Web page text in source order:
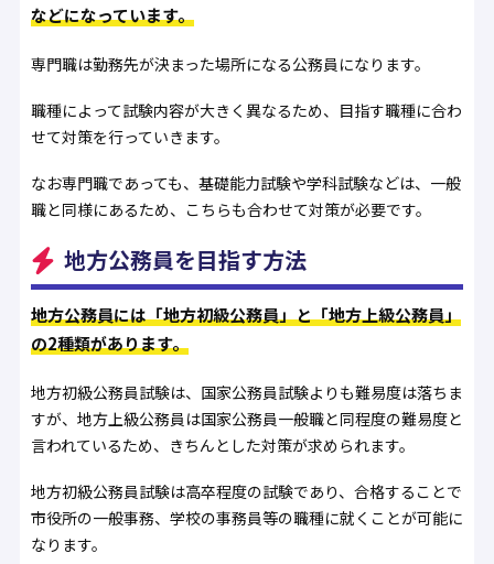
などになっています。
専門職は勤務先が決まった場所になる公務員になります。
職種によって試験内容が大きく異なるため、目指す職種に合わ
せて対策を行っていきます。
なお専門職であっても、基礎能力試験や学科試験などは、一般
職と同様にあるため、こちらも合わせて対策が必要です。
地方公務員を目指す方法
地方公務員には「地方初級公務員」と「地方上級公務員」
の2種類があります。
地方初級公務員試験は、国家公務員試験よりも難易度は落ちま
すが、地方上級公務員は国家公務員一般職と同程度の難易度と
言われているため、きちんとした対策が求められます。
地方初級公務員試験は高卒程度の試験であり、合格することで
市役所の一般事務、学校の事務員等の職種に就くことが可能に
なります。